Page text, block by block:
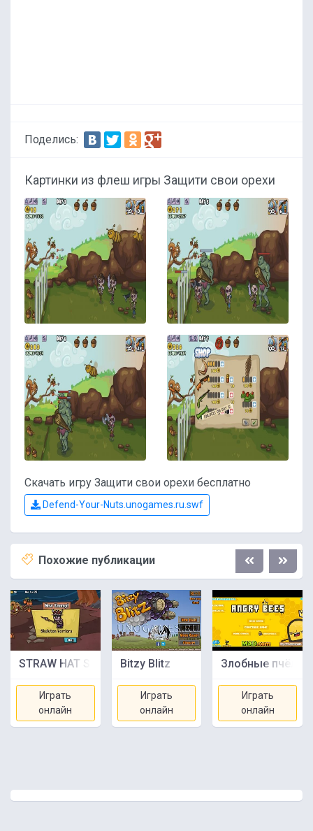
Поделись:
Картинки из флеш игры Защити свои орехи
Скачать игру Защити свои орехи бесплатно
Defend-Your-Nuts.unogames.ru.swf
Похожие публикации
STRAW HAT SAMURAI
Играть
онлайн
Bitzy Blitz
Играть
онлайн
Злобные пчёлы
Играть
онлайн